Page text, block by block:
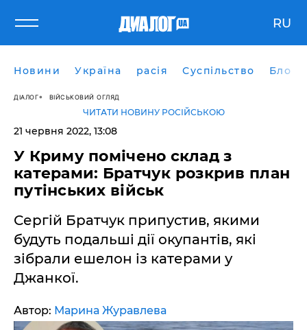
RU
Новини Україна расія Суспільство Блоги
ДІАЛОГ ВІЙСЬКОВИЙ ОГЛЯД
ЧИТАТИ НОВИНУ РОСІЙСЬКОЮ
21 червня 2022, 13:08
У Криму помічено склад з
катерами: Братчук розкрив план
путінських військ
Сергій Братчук припустив, якими
будуть подальші дії окупантів, які
зібрали ешелон із катерами у
Джанкої.
Автор: Марина Журавлева